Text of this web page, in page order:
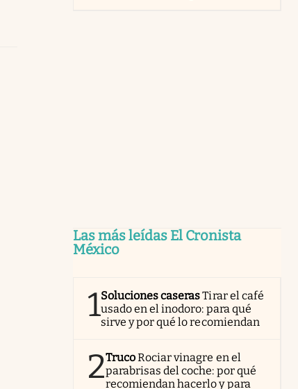
Las más leídas El Cronista
México
1Soluciones caserasTirar el café
usado en el inodoro: para qué
sirve y por qué lo recomiendan
2TrucoRociar vinagre en el
parabrisas del coche: por qué
recomiendan hacerlo y para